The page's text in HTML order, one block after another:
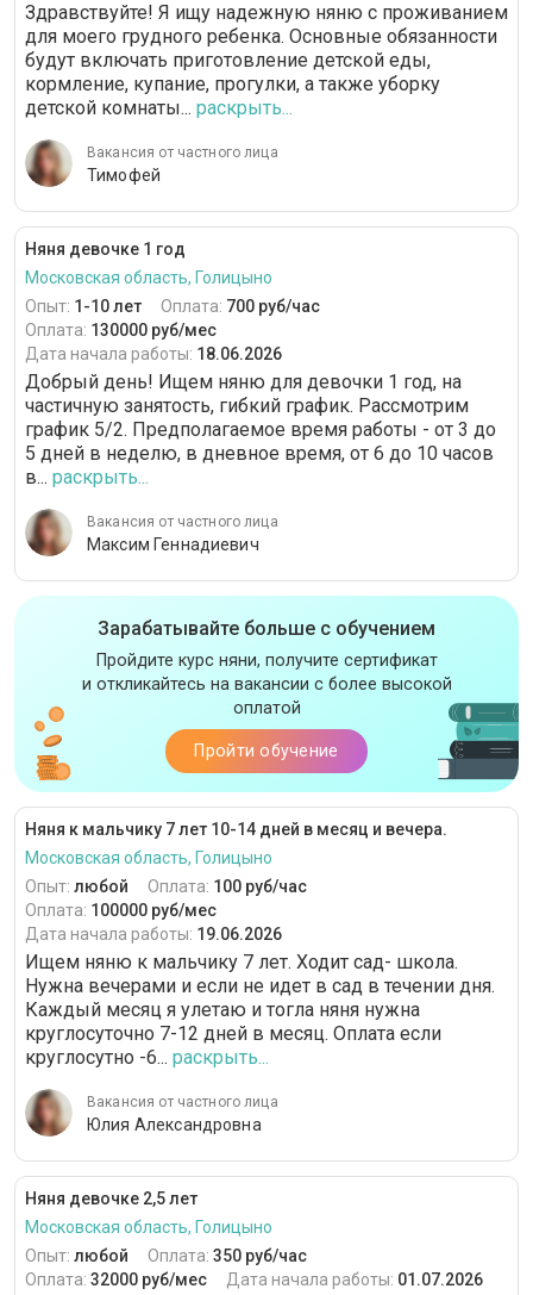
Здравствуйте! Я ищу надежную няню с проживанием
для моего грудного ребенка. Основные обязанности
будут включать приготовление детской еды,
кормление, купание, прогулки, а также уборку
детской комнаты... раскрыть...
Вакансия от частного лица
Тимофей
Няня девочке 1 год
Московская область, Голицыно
Опыт: 1-10 лет Оплата: 700 руб/час
Оплата: 130000 руб/мес
Дата начала работы: 18.06.2026
Добрый день! Ищем няню для девочки 1 год, на
частичную занятость, гибкий график. Рассмотрим
график 5/2. Предполагаемое время работы - от 3 до
5 дней в неделю, в дневное время, от 6 до 10 часов
в... раскрыть...
Вакансия от частного лица
Максим Геннадиевич
Зарабатывайте больше с обучением
Пройдите курс няни, получите сертификат
и откликайтесь на вакансии с более высокой
оплатой
Пройти обучение
Няня к мальчику 7 лет 10-14 дней в месяц и вечера.
Московская область, Голицыно
Опыт: любой Оплата: 100 руб/час
Оплата: 100000 руб/мес
Дата начала работы: 19.06.2026
Ищем няню к мальчику 7 лет. Ходит сад- школа.
Нужна вечерами и если не идет в сад в течении дня.
Каждый месяц я улетаю и тогла няня нужна
круглосуточно 7-12 дней в месяц. Оплата если
круглосутно -6... раскрыть...
Вакансия от частного лица
Юлия Александровна
Няня девочке 2,5 лет
Московская область, Голицыно
Опыт: любой Оплата: 350 руб/час
Оплата: 32000 руб/мес Дата начала работы: 01.07.2026